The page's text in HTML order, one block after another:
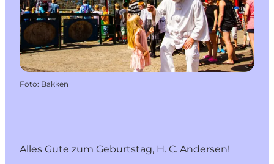
Foto: Bakken
Alles Gute zum Geburtstag, H. C. Andersen!